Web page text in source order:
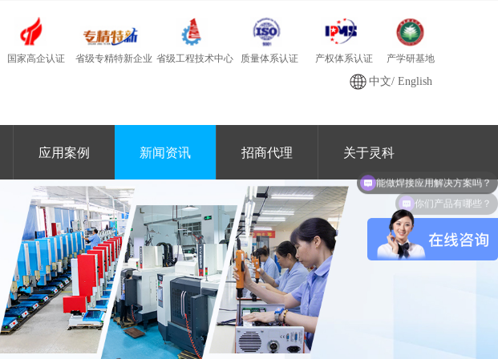
国家高企认证 省级专精特新企业 省级工程技术中心 质量体系认证 产权体系认证 产学研基地
中文/English
应用案例 新闻资讯 招商代理 关于灵科
你们产品有哪些？